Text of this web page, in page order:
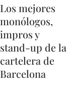
Los mejores
monólogos,
impros y
stand-up de la
cartelera de
Barcelona